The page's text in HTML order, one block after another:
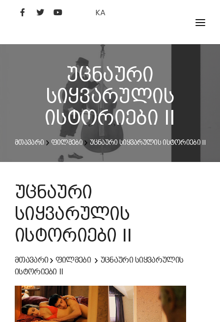
KA
ᲤᲘᲚᲛᲔᲑᲘ
ᲮᲔᲚᲝᲕᲐᲜᲘ
ᲙᲘᲜᲝᲡᲢᲣᲓᲘᲐ
ᲙᲘᲜᲝᲐᲙᲐᲓᲔᲛᲘᲐ
უცნაური
სიყვარულის
ისტორიები II
მთავარი ფილმები უცნაური სიყვარულის ისტორიები II
უცნაური
სიყვარულის
ისტორიები II
მთავარი ფილმები
უცნაური სიყვარულის
ისტორიები II